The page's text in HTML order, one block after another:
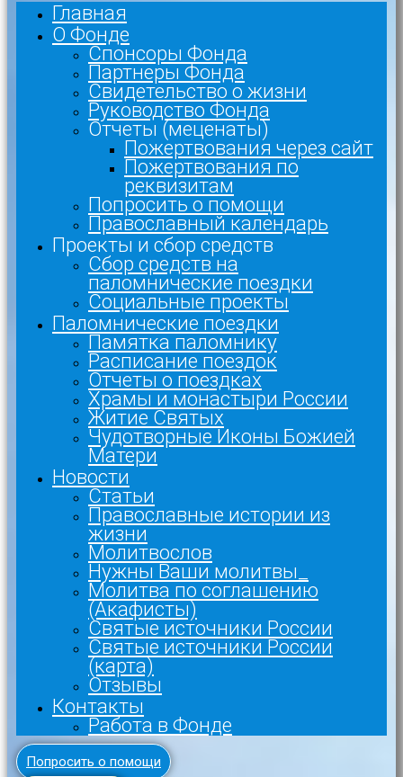
Главная
О Фонде
Спонсоры Фонда
Партнеры Фонда
Свидетельство о жизни
Руководство Фонда
Отчеты (меценаты)
Пожертвования через сайт
Пожертвования по
реквизитам
Попросить о помощи
Православный календарь
Проекты и сбор средств
Сбор средств на
паломнические поездки
Социальные проекты
Паломнические поездки
Памятка паломнику
Расписание поездок
Отчеты о поездках
Храмы и монастыри России
Житие Святых
Чудотворные Иконы Божией
Матери
Новости
Статьи
Православные истории из
жизни
Молитвослов
Нужны Ваши молитвы_
Молитва по соглашению
(Акафисты)
Святые источники России
Святые источники России
(карта)
Отзывы
Контакты
Работа в Фонде
Попросить о помощи